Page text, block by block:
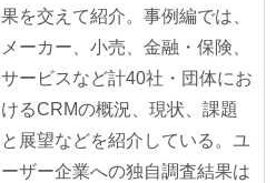
果を交えて紹介。事例編では、
メーカー、小売、金融・保険、
サービスなど計40社・団体にお
けるCRMの概況、現状、課題
と展望などを紹介している。ユ
ーザー企業への独自調査結果は